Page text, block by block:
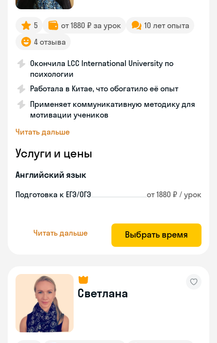
5 от 1880 ₽ за урок
10 лет опыта
4 отзыва
Окончила LCC International University по
психологии
Работала в Китае, что обогатило её опыт
Применяет коммуникативную методику для
мотивации учеников
Читать дальше
Услуги и цены
Английский язык
Подготовка к ЕГЭ/ОГЭ от 1880 ₽ / урок
Читать дальше Выбрать время
Светлана